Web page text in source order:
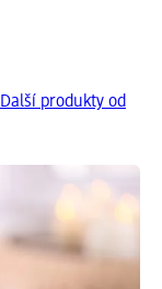
Další produkty od